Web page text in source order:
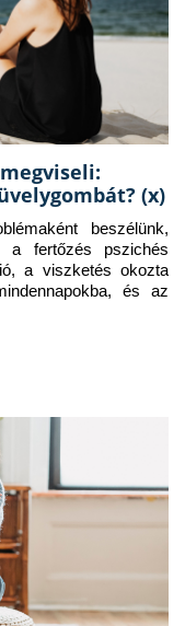
(x)
beszélünk,
fertőzés pszichés
a viszketés okozta
és az